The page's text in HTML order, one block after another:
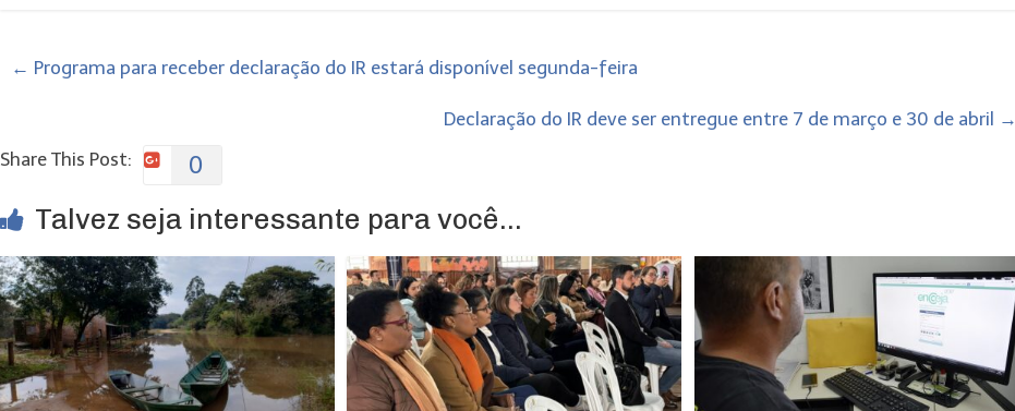
← Programa para receber declaração do IR estará disponível segunda-feira
Declaração do IR deve ser entregue entre 7 de março e 30 de abril →
Share This Post:
0
Talvez seja interessante para você...